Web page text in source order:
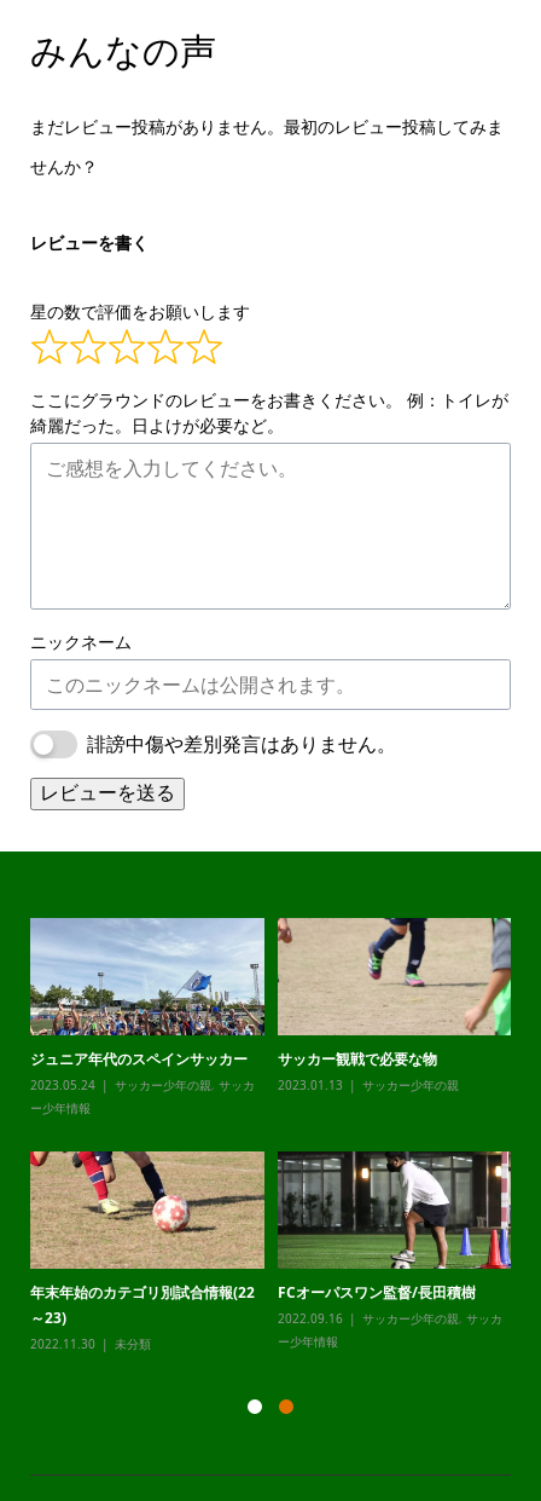
みんなの声
まだレビュー投稿がありません。最初のレビュー投稿してみま
せんか？
レビューを書く
星の数で評価をお願いします
ここにグラウンドのレビューをお書きください。 例：トイレが
綺麗だった。日よけが必要など。
ニックネーム
誹謗中傷や差別発言はありません。
レビューを送る
チャレンジリーグ
2023.12.21 サッカー少年の親,サッカ
ー少年情報
オーエムカップ
2023.12.20 サッカー少年の親
静岡県最高峰U12LEAPCUP2024
2023.12.20
ー少年情報
メンタルコーチ相原裕一
2023.09.06